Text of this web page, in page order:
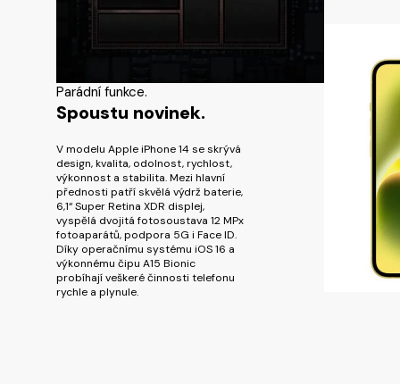
Parádní funkce.
Spoustu novinek.
V modelu Apple iPhone 14 se skrývá
design, kvalita, odolnost, rychlost,
výkonnost a stabilita. Mezi hlavní
přednosti patří skvělá výdrž baterie,
6,1“ Super Retina XDR displej,
vyspělá dvojitá fotosoustava 12 MPx
fotoaparátů, podpora 5G i Face ID.
Díky operačnímu systému iOS 16 a
výkonnému čipu A15 Bionic
probíhají veškeré činnosti telefonu
rychle a plynule.